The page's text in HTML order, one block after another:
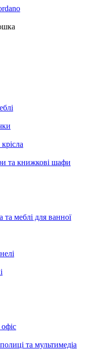
та книжкові шафи
та меблі для ванної
та мультимедіа